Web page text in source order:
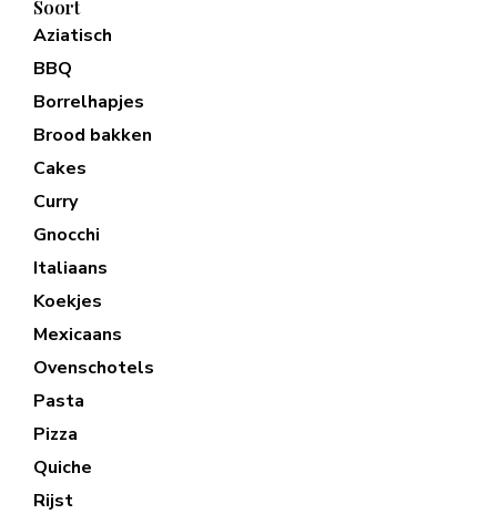
Soort
Aziatisch
BBQ
Borrelhapjes
Brood bakken
Cakes
Curry
Gnocchi
Italiaans
Koekjes
Mexicaans
Ovenschotels
Pasta
Pizza
Quiche
Rijst